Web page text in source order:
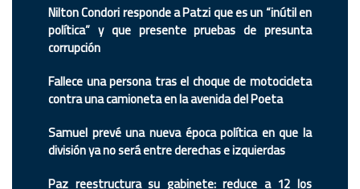
Nilton Condori responde a Patzi que es un “inútil en
política” y que presente pruebas de presunta
corrupción
Fallece una persona tras el choque de motocicleta
contra una camioneta en la avenida del Poeta
Samuel prevé una nueva época política en que la
división ya no será entre derechas e izquierdas
Paz reestructura su gabinete: reduce a 12 los